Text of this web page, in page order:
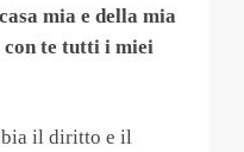
mia e della mia
te tutti i miei
il diritto e il